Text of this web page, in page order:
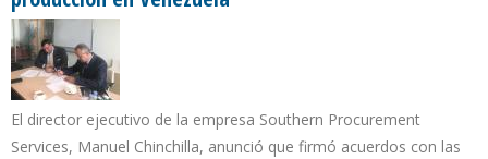
El director ejecutivo de la empresa Southern Procurement
Services, Manuel Chinchilla, anunció que firmó acuerdos con las